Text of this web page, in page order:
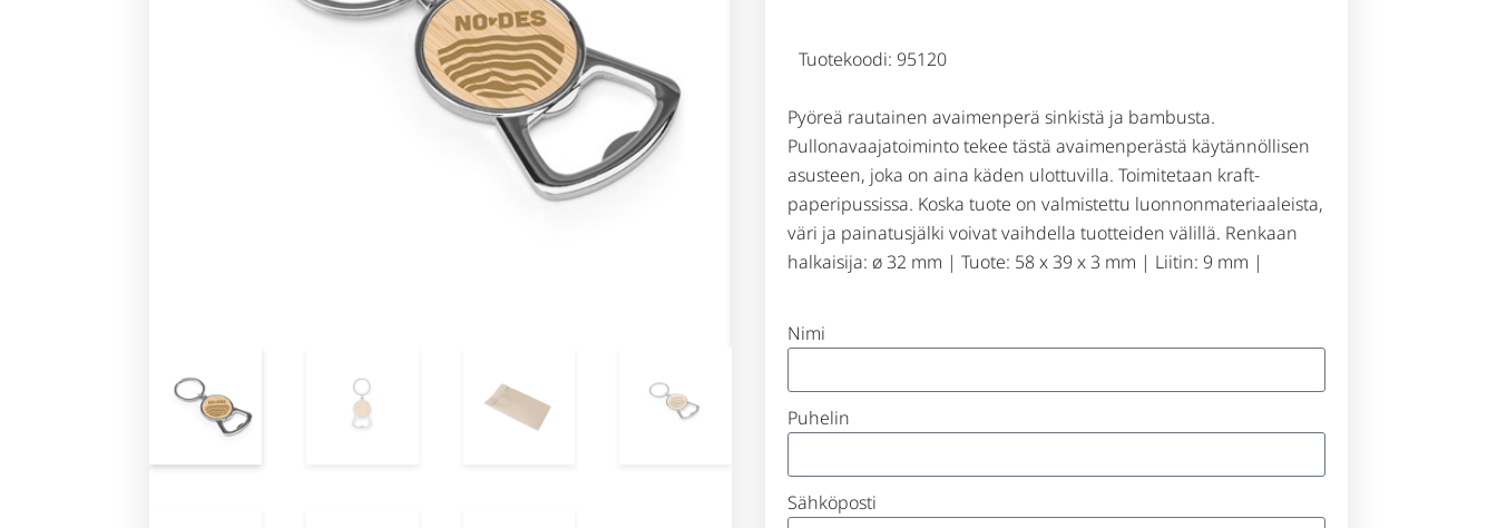
Tuotekoodi: 95120
Pyöreä rautainen avaimenperä sinkistä ja bambusta.
Pullonavaajatoiminto tekee tästä avaimenperästä käytännöllisen
asusteen, joka on aina käden ulottuvilla. Toimitetaan kraft-
paperipussissa. Koska tuote on valmistettu luonnonmateriaaleista,
väri ja painatusjälki voivat vaihdella tuotteiden välillä. Renkaan
halkaisija: ø 32 mm | Tuote: 58 x 39 x 3 mm | Liitin: 9 mm |
Nimi
Puhelin
Sähköposti